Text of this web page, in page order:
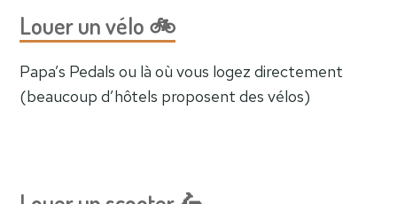
Louer unvélo 🚲
Papa’s Pedals ou là où vous logez directement
(beaucoup d’hôtels proposent des vélos)